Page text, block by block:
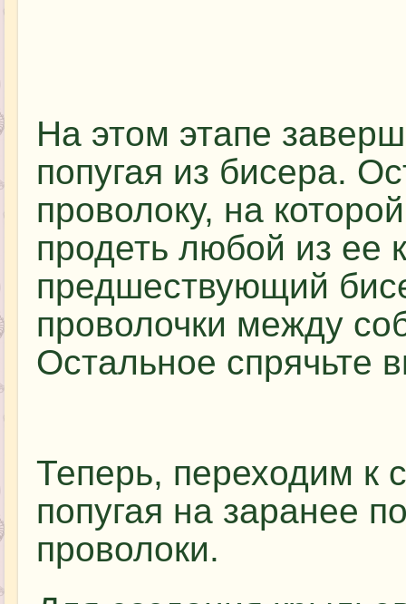
На этом этапе
попугая из бисера.
проволоку, на
продеть любой из ее
предшествующий
проволочки между
Остальное спрячьте
Теперь, переходим к
попугая на заранее
проволоки.